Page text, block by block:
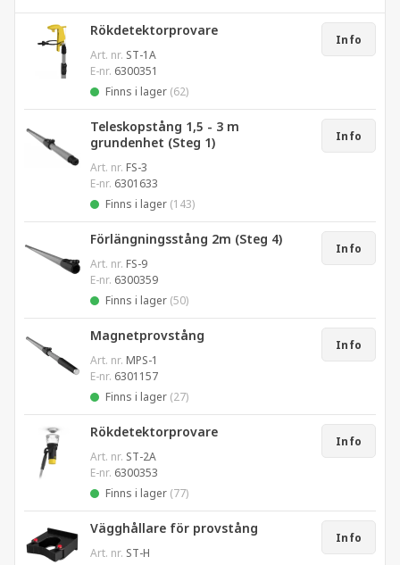
Rökdetektorprovare
Art. nr. ST-1A
E-nr. 6300351
Finns i lager (62)
Info
Teleskopstång 1,5 - 3 m
grundenhet (Steg 1)
Art. nr. FS-3
E-nr. 6301633
Finns i lager (143)
Info
Förlängningsstång 2m (Steg 4)
Art. nr. FS-9
E-nr. 6300359
Finns i lager (50)
Info
Magnetprovstång
Art. nr. MPS-1
E-nr. 6301157
Finns i lager (27)
Info
Rökdetektorprovare
Art. nr. ST-2A
E-nr. 6300353
Finns i lager (77)
Info
Vägghållare för provstång
Art. nr. ST-H
Info